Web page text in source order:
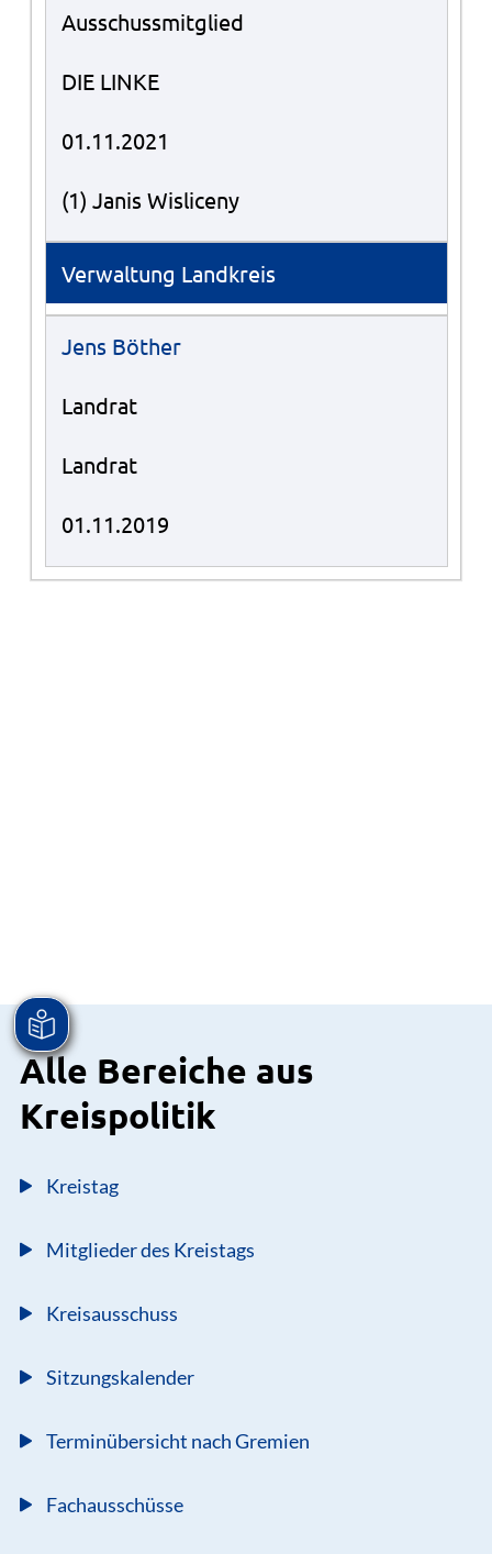
Ausschussmitglied
DIE LINKE
01.11.2021
(1) Janis Wisliceny
Verwaltung Landkreis
Jens Böther
Landrat
Landrat
01.11.2019
Alle Bereiche aus
Kreispolitik
Kreistag
Mitglieder des Kreistags
Kreisausschuss
Sitzungskalender
Terminübersicht nach Gremien
Fachausschüsse